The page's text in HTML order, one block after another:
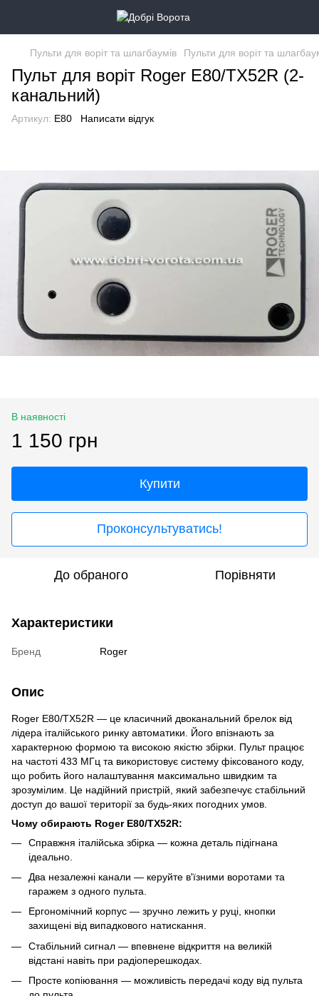
Пульти для воріт та шлагбаумів Пульти для воріт та
Пульт для воріт Roger E80/TX52R (2-
канальний)
Артикул: E80 Написати відгук
В наявності
1 150 грн
Купити
Проконсультуватись!
До обраного Порівняти
Характеристики
Бренд Roger
Опис
Roger E80/TX52R — це класичний двоканальний брелок від
лідера італійського ринку автоматики. Його впізнають за
характерною формою та високою якістю збірки. Пульт працює
на частоті 433 МГц та використовує систему фіксованого коду,
що робить його налаштування максимально швидким та
зрозумілим. Це надійний пристрій, який забезпечує стабільний
доступ до вашої території за будь-яких погодних умов.
Чому обирають Roger E80/TX52R:
Справжня італійська збірка — кожна деталь підігнана
ідеально.
Два незалежні канали — керуйте в'їзними воротами та
гаражем з одного пульта.
Ергономічний корпус — зручно лежить у руці, кнопки
захищені від випадкового натискання.
Стабільний сигнал — впевнене відкриття на великій
відстані навіть при радіоперешкодах.
Просте копіювання — можливість передачі коду від пульта